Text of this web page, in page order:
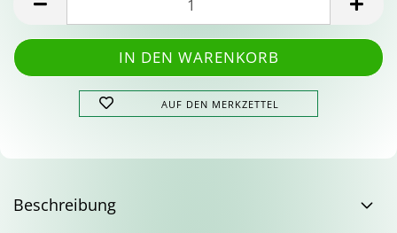
AUF DEN MERKZETTEL
Beschreibung